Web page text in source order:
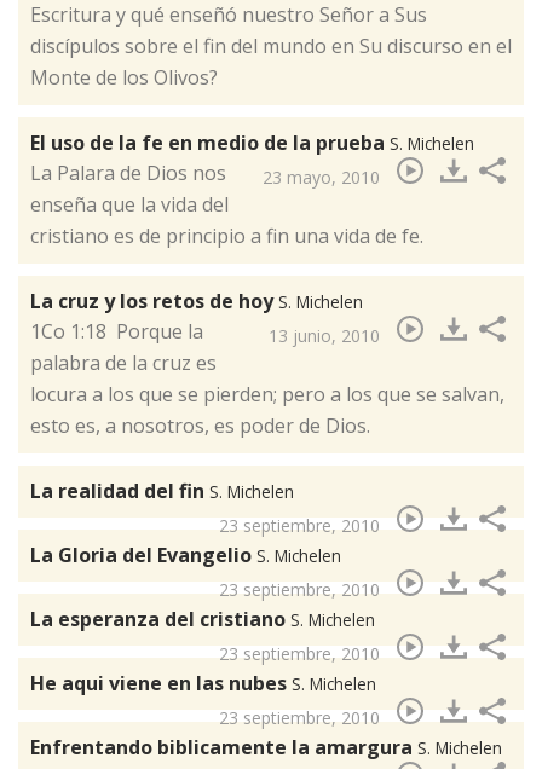
Escritura y qué enseñó nuestro Señor a Sus
discípulos sobre el fin del mundo en Su discurso en el
Monte de los Olivos?
El uso de la fe en medio de la prueba S. Michelen
23 mayo, 2010
​La Palara de Dios nos
enseña que la vida del
cristiano es de principio a fin una vida de fe.
La cruz y los retos de hoyS. Michelen
13 junio, 2010
​1Co 1:18 Porque la
palabra de la cruz es
locura a los que se pierden; pero a los que se salvan,
esto es, a nosotros, es poder de Dios.
La realidad del fin S. Michelen
23 septiembre, 2010
La Gloria del Evangelio S. Michelen
23 septiembre, 2010
La esperanza del cristiano S. Michelen
23 septiembre, 2010
He aqui viene en las nubes S. Michelen
23 septiembre, 2010
Enfrentando biblicamente la amargura S. Michelen